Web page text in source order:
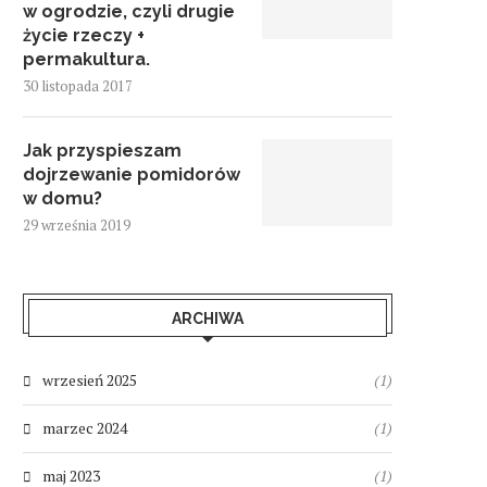
w ogrodzie, czyli drugie
życie rzeczy +
permakultura.
30 listopada 2017
Jak przyspieszam
dojrzewanie pomidorów
w domu?
29 września 2019
ARCHIWA
wrzesień 2025 (1)
marzec 2024 (1)
maj 2023 (1)